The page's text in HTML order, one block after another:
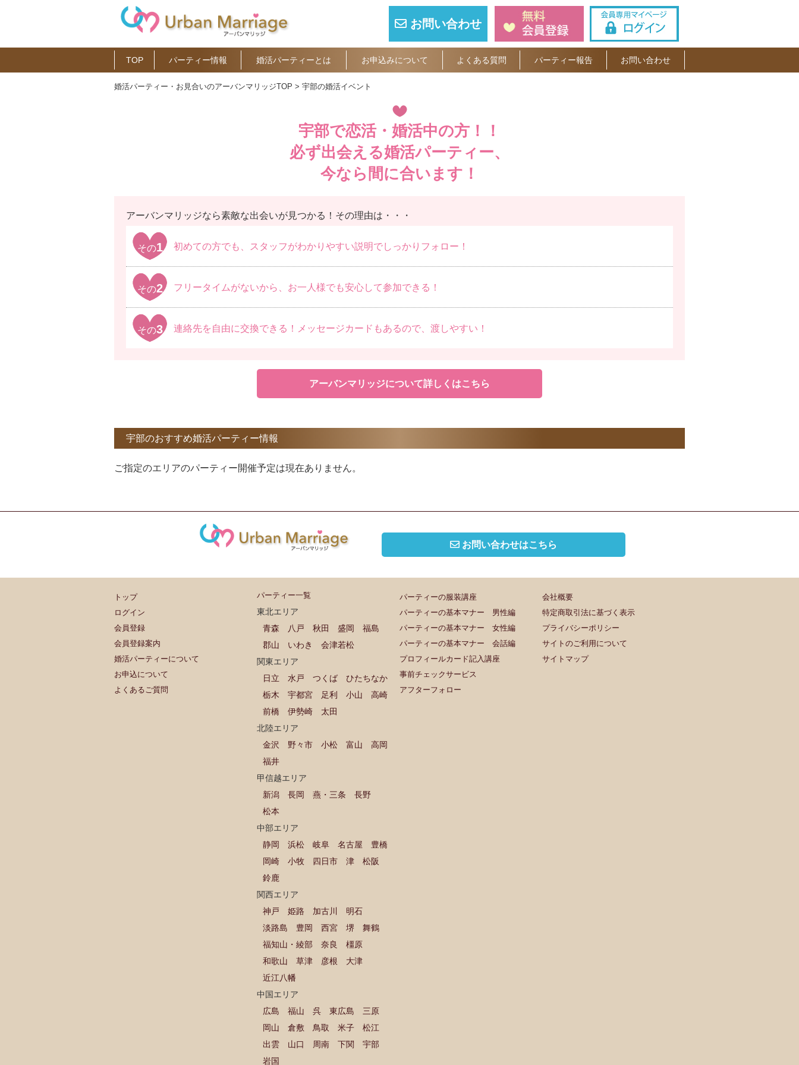
お問い合わせ
TOP パーティー情報 婚活パーティーとは お申込みについて よくある質問 パーティー報告 お問い合わせ
婚活パーティー・お見合いのアーバンマリッジTOP 宇部の婚活イベント
宇部で恋活・婚活中の方！！
必ず出会える婚活パーティー、
今なら間に合います！
アーバンマリッジなら素敵な出会いが見つかる！ その理由は・・・
その1 初めての方でも、スタッフがわかりやすい説明でしっかりフォロー！
その2 フリータイムがないから、お一人様でも安心して参加できる！
その3 連絡先を自由に交換できる！ メッセージカードもあるので、渡しやすい！
アーバンマリッジについて詳しくはこちら
宇部のおすすめ婚活パーティー情報
ご指定のエリアのパーティー開催予定は現在ありません。
お問い合わせはこちら
トップ
ログイン
会員登録
会員登録案内
婚活パーティーについて
お申込について
よくあるご質問
パーティー一覧
東北エリア
青森
八戸 秋田 盛岡
福島
郡山
いわき
会津若松
関東エリア
日立
水戸 つくば
ひたちなか
栃木
宇都宮 足利 小山
高崎
前橋
伊勢崎
太田
北陸エリア
金沢
野々市 小松 富山
高岡
福井
甲信越エリア
新潟
長岡 燕・三条
長野
松本
中部エリア
静岡
浜松 岐阜 名古屋
豊橋
岡崎
小牧 四日市 津
松阪
鈴鹿
関西エリア
神戸
姫路 加古川
明石
淡路島
豊岡 西宮 堺
舞鶴
福知山・綾部
奈良
橿原
和歌山
草津 彦根
大津
近江八幡
中国エリア
広島
福山 呉 東広島
三原
岡山
倉敷 鳥取 米子
松江
出雲
山口 周南 下関
宇部
岩国
パーティーの服装講座
パーティーの基本マナー 男性編
パーティーの基本マナー 女性編
パーティーの基本マナー 会話編
プロフィールカード記入講座
事前チェックサービス
アフターフォロー
会社概要
特定商取引法に基づく表示
プライバシーポリシー
サイトのご利用について
サイトマップ